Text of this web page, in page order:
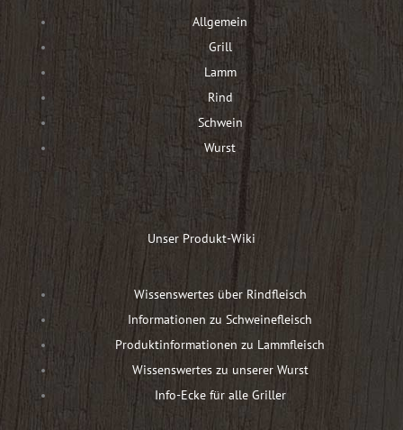
Allgemein
Grill
Lamm
Rind
Schwein
Wurst
Unser Produkt-Wiki
Wissenswertes über Rindfleisch
Informationen zu Schweinefleisch
Produktinformationen zu Lammfleisch
Wissenswertes zu unserer Wurst
Info-Ecke für alle Griller